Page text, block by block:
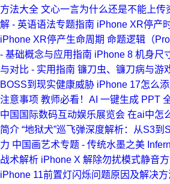
方法大全 文心一言为什么还是不能上传
解 - 英语语法专题指南 iPhone XR停产
iPhone XR停产生命周期 命题逻辑（
- 基础概念与应用指南 iPhone 8 机身尺
与对比 - 实用指南 镰刀虫、镰刀病与游
BOSS到现实健康威胁 iPhone 17怎么
注意事项 教师必看！AI 一键生成 PPT
中国国际数码互动娱乐展览会 在ai中怎
简介 “地狱犬”巡飞弹深度解析：从S3
力 中国画艺术专题 - 传统水墨之美
战术解析 iPhone X 解除勿扰模式静音
iPhone 11前置灯闪烁问题原因及解决